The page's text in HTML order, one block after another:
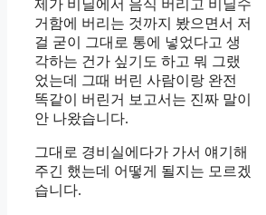
제가 비닐에서 음식 버리고 비닐수
거함에 버리는 것까지 봤으면서 저
걸 굳이 그대로 통에 넣었다고 생
각하는 건가 싶기도 하고 뭐 그랬
었는데 그때 버린 사람이랑 완전
똑같이 버린거 보고서는 진짜 말이
안 나왔습니다.
그대로 경비실에다가 가서 얘기해
주긴 했는데 어떻게 될지는 모르겠
습니다.